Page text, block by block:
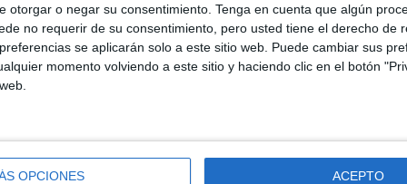
otorgar o negar su consentimiento. Tenga en cuenta que algún
no requerir de su consentimiento, pero usted tiene el derecho de
se aplicarán solo a este sitio web. Puede cambiar sus
momento volviendo a este sitio y haciendo clic en el botón
OPCIONES ACEPTO
pels plans especials de
tindran una rebaixa del 50% en
de 35% tindran la mateixa
mantindrà la reducció de la taxa de